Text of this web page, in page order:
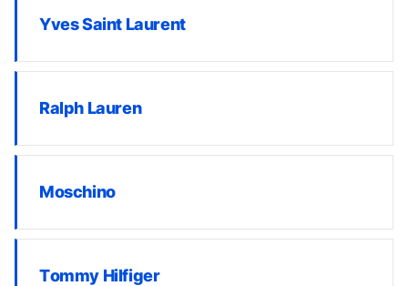
Yves Saint Laurent
Ralph Lauren
Moschino
Tommy Hilfiger